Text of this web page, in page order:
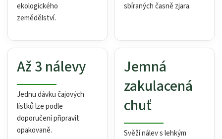
ekologického
zemědělství.
sbíraných časně zjara.
Až 3 nálevy
Jednu dávku čajových
lístků lze podle
doporučení připravit
opakovaně.
Jemná
zakulacená
chuť
Svěží nálev s lehkým